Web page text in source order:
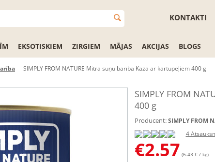
KONTAKTI
EKSOTISKIEM ZIRGIEM MĀJAS AKCIJAS BLOGS
SIMPLY FROM NATURE Mitra suņu barība Kaza ar kartupeļiem 400 g
SIMPLY FROM
400 g
Producent: SIMPLY FROM
4
€2.57 (6.43 € / kg)